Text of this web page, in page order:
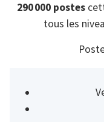
290 000 postes
tous les